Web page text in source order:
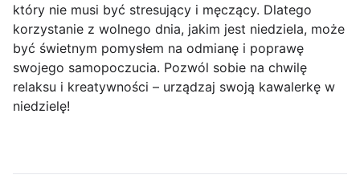
który nie musi być stresujący i męczący. Dlatego
korzystanie z wolnego dnia, jakim jest niedziela, może
być świetnym pomysłem na odmianę i poprawę
swojego samopoczucia. Pozwól sobie na chwilę
relaksu i kreatywności – urządzaj swoją kawalerkę w
niedzielę!